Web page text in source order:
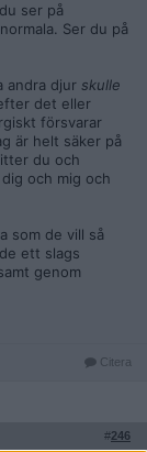
ser på
Ser du på
andra djur skulle
det eller
försvarar
är helt säker på
du och
och mig och
som de vill så
ett slags
genom
Citera
#246